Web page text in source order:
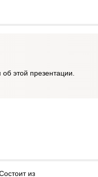
этой презентации.
из